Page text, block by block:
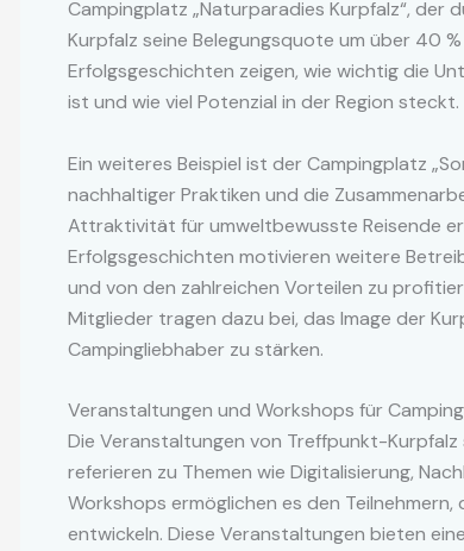
Campingplatz „Naturparadies Kurpfalz“,
Kurpfalz seine Belegungsquote um über 40
Erfolgsgeschichten zeigen, wie wichtig die
ist und wie viel Potenzial in der Region steckt.
Ein weiteres Beispiel ist der Campingplatz
nachhaltiger Praktiken und die
Attraktivität für umweltbewusste Reisende
Erfolgsgeschichten motivieren weitere
und von den zahlreichen Vorteilen zu
Mitglieder tragen dazu bei, das Image der
Campingliebhaber zu stärken.
Veranstaltungen und Workshops für
Die Veranstaltungen von Treffpunkt-
referieren zu Themen wie Digitalisierung,
Workshops ermöglichen es den
entwickeln. Diese Veranstaltungen bieten